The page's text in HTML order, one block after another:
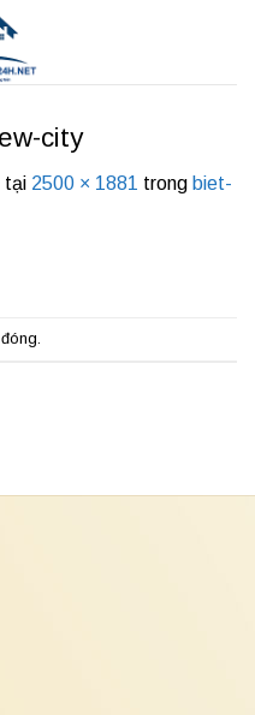
city
tại 2500 × 1881 trong biet-